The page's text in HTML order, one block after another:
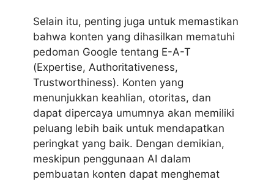
Selain itu, penting juga untuk memastikan
bahwa konten yang dihasilkan mematuhi
pedoman Google tentang E-A-T
(Expertise, Authoritativeness,
Trustworthiness). Konten yang
menunjukkan keahlian, otoritas, dan
dapat dipercaya umumnya akan memiliki
peluang lebih baik untuk mendapatkan
peringkat yang baik. Dengan demikian,
meskipun penggunaan AI dalam
pembuatan konten dapat menghemat